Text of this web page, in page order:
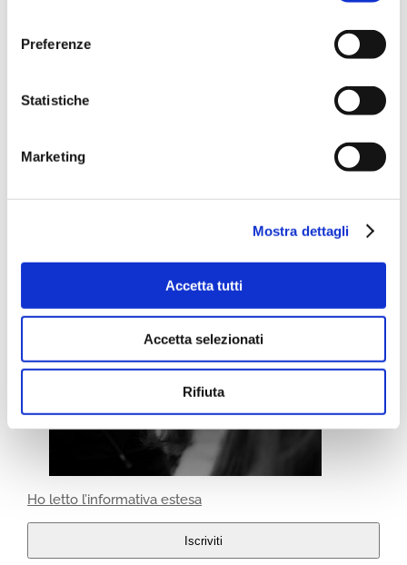
Preferenze
Statistiche
Marketing
Mostra dettagli
Accetta tutti
Accetta selezionati
Rifiuta
TEL |
Ho letto l’informativa estesa
Iscriviti